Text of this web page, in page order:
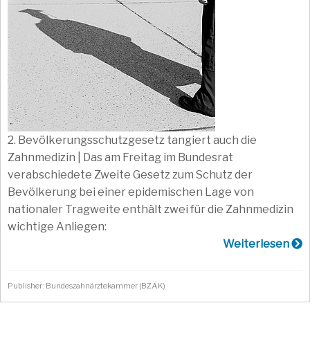
2. Bevölkerungsschutzgesetz tangiert auch die
Zahnmedizin | Das am Freitag im Bundesrat
verabschiedete Zweite Gesetz zum Schutz der
Bevölkerung bei einer epidemischen Lage von
nationaler Tragweite enthält zwei für die Zahnmedizin
wichtige Anliegen:
Weiterlesen
Publisher: Bundeszahnärztekammer (BZÄK)